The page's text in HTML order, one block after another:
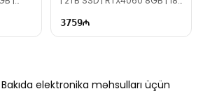
3759
Bakıda elektronika məhsulları üçün